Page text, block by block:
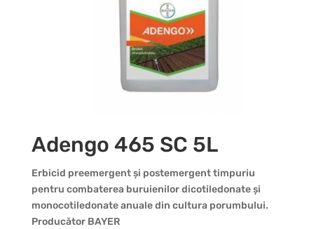
Adengo 465 SC 5L
Erbicid preemergent și postemergent timpuriu
pentru combaterea buruienilor dicotiledonate și
monocotiledonate anuale din cultura porumbului.
Producător BAYER